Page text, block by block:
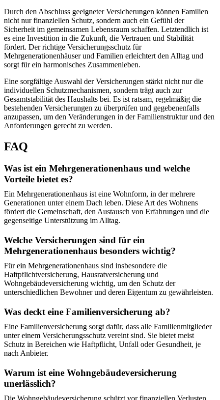
Durch den Abschluss geeigneter Versicherungen können Familien
nicht nur finanziellen Schutz, sondern auch ein Gefühl der
Sicherheit im gemeinsamen Lebensraum schaffen. Letztendlich ist
es eine Investition in die Zukunft, die Vertrauen und Stabilität
fördert. Der richtige Versicherungsschutz für
Mehrgenerationenhäuser und Familien erleichtert den Alltag und
sorgt für ein harmonisches Zusammenleben.
Eine sorgfältige Auswahl der Versicherungen stärkt nicht nur die
individuellen Schutzmechanismen, sondern trägt auch zur
Gesamtstabilität des Haushalts bei. Es ist ratsam, regelmäßig die
bestehenden Versicherungen zu überprüfen und gegebenenfalls
anzupassen, um den Veränderungen in der Familienstruktur und den
Anforderungen gerecht zu werden.
FAQ
Was ist ein Mehrgenerationenhaus und welche
Vorteile bietet es?
Ein Mehrgenerationenhaus ist eine Wohnform, in der mehrere
Generationen unter einem Dach leben. Diese Art des Wohnens
fördert die Gemeinschaft, den Austausch von Erfahrungen und die
gegenseitige Unterstützung im Alltag.
Welche Versicherungen sind für ein
Mehrgenerationenhaus besonders wichtig?
Für ein Mehrgenerationenhaus sind insbesondere die
Haftpflichtversicherung, Hausratversicherung und
Wohngebäudeversicherung wichtig, um den Schutz der
unterschiedlichen Bewohner und deren Eigentum zu gewährleisten.
Was deckt eine Familienversicherung ab?
Eine Familienversicherung sorgt dafür, dass alle Familienmitglieder
unter einem Versicherungsschutz vereint sind. Sie bietet meist
Schutz in Bereichen wie Haftpflicht, Unfall oder Gesundheit, je
nach Anbieter.
Warum ist eine Wohngebäudeversicherung
unerlässlich?
Die Wohngebäudeversicherung schützt vor finanziellen Verlusten